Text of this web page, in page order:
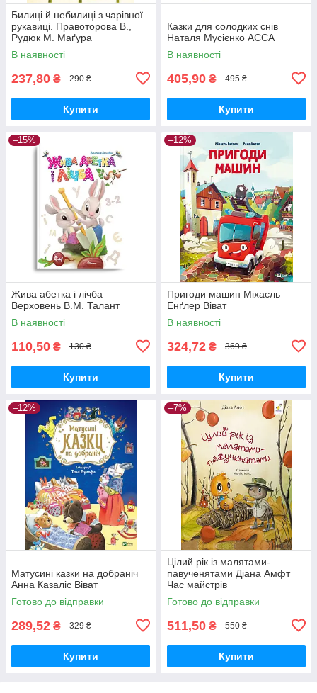
Билиці й небилиці з чарівної
рукавиці. Правоторова В.,
Рудюк М. Маґура
В наявності
237,80 ₴ 290 ₴
Купити
Казки для солодких снів
Наталя Мусієнко АССА
В наявності
405,90 ₴ 495 ₴
Купити
–15%
Жива абетка і лічба
Верховень В.М. Талант
В наявності
110,50 ₴ 130 ₴
Купити
–12%
Пригоди машин Міхаєль
Енґлер Віват
В наявності
324,72 ₴ 369 ₴
Купити
–12%
Матусині казки на добраніч
Анна Казаліс Віват
Готово до відправки
289,52 ₴ 329 ₴
Купити
–7%
Цілий рік із малятами-
павученятами Діана Амфт
Час майстрів
Готово до відправки
511,50 ₴ 550 ₴
Купити